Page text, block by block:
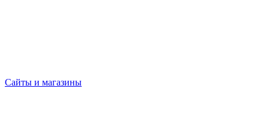
Сайты и магазины